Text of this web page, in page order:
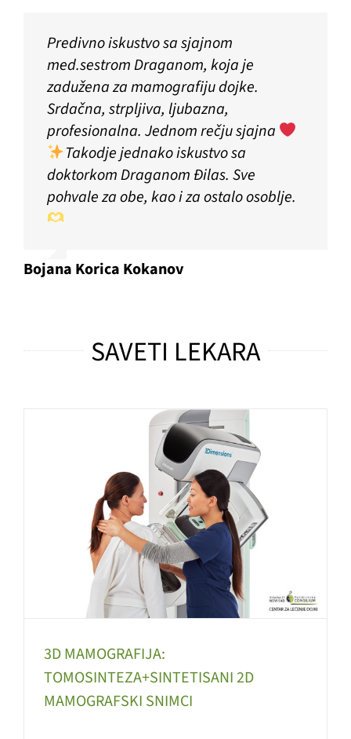
Predivno iskustvo sa sjajnom
med.sestrom Draganom, koja je
zadužena za mamografiju dojke.
Srdačna, strpljiva, ljubazna,
profesionalna. Jednom rečju sjajna
Takodje jednako iskustvo sa
doktorkom Draganom Đilas. Sve
pohvale za obe, kao i za ostalo osoblje.
Bojana Korica Kokanov
SAVETI LEKARA
3D MAMOGRAFIJA:
TOMOSINTEZA+SINTETISANI 2D
MAMOGRAFSKI SNIMCI